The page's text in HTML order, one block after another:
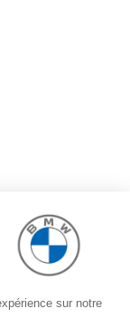
pompe